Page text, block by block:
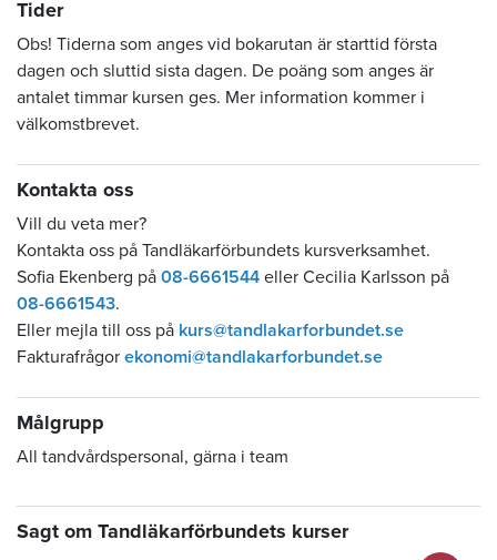
Tider
Obs! Tiderna som anges vid bokarutan är starttid första
dagen och sluttid sista dagen. De poäng som anges är
antalet timmar kursen ges. Mer information kommer i
välkomstbrevet.
Kontakta oss
Vill du veta mer?
Kontakta oss på Tandläkarförbundets kursverksamhet.
Sofia Ekenberg på 08-6661544 eller Cecilia Karlsson på
08-6661543.
Eller mejla till oss på kurs@tandlakarforbundet.se
Fakturafrågor ekonomi@tandlakarforbundet.se
Målgrupp
All tandvårdspersonal, gärna i team
Sagt om Tandläkarförbundets kurser